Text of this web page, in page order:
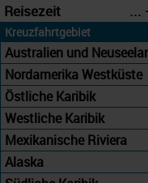
Reisezeit
...
Kreuzfahrtgebiet
Australien und
Nordamerika Westküste
Östliche Karibik
Westliche Karibik
Mexikanische Riviera
Alaska